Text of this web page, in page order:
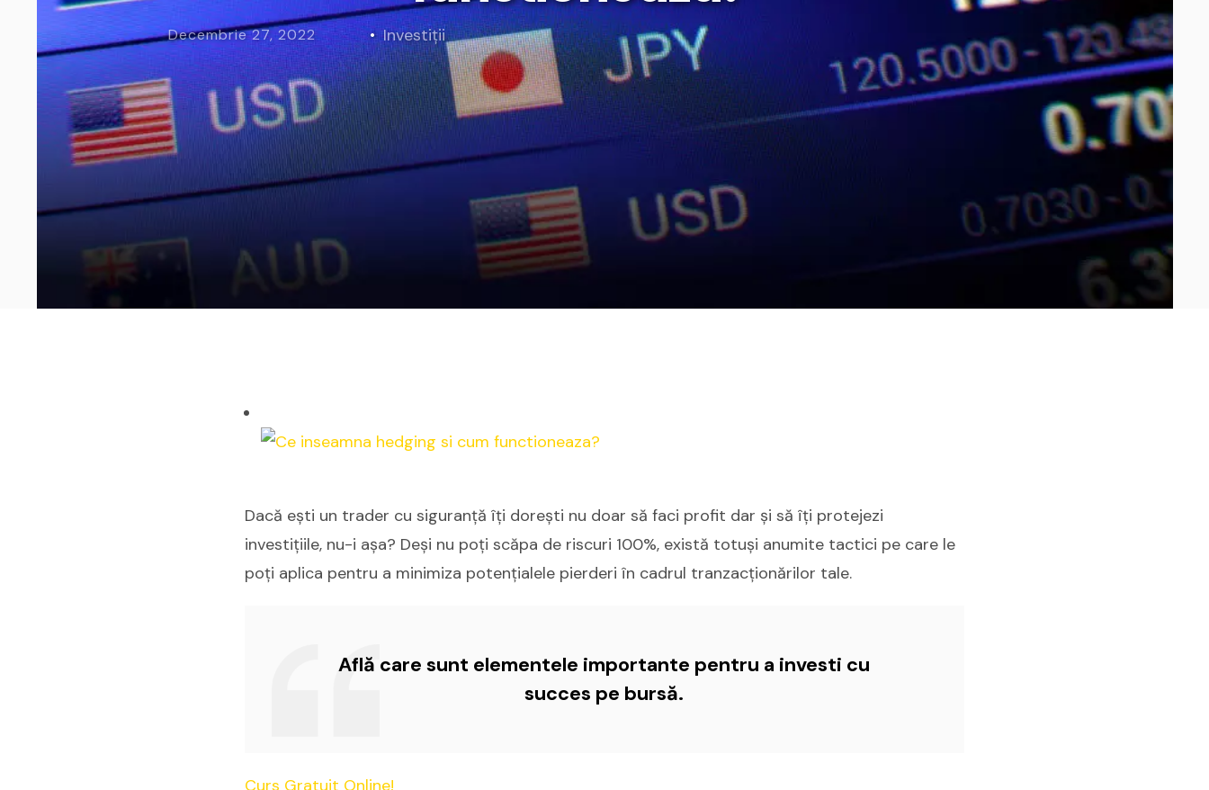
Curs Momentum
Curs Swing Trading
Curs Day Trading
Curs Algo Trading
Curs Growth Stocks
Curs Value Investing DCF
Tool Strategia AS
Tool Calendar Integrat
Tool Backtesting Portofoliu
Tool Momentum Score
Decembrie 27, 2022 Investiții
Dacă ești un trader cu siguranță îți dorești nu doar să faci profit dar și să îți protejezi
investițiile, nu-i așa? Deși nu poți scăpa de riscuri 100%, există totuși anumite tactici pe care le
poți aplica pentru a minimiza potențialele pierderi în cadrul tranzacționărilor tale.
Află care sunt elementele importante pentru a investi cu
succes pe bursă.
Curs Gratuit Online!